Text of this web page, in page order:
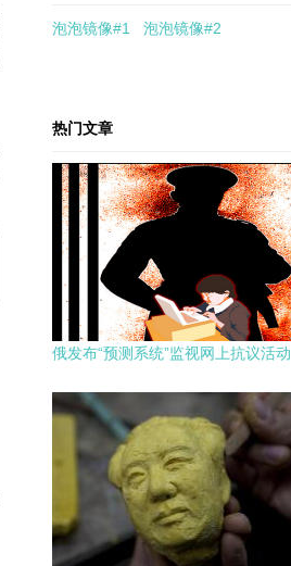
泡泡镜像#1 泡泡镜像#2
热门文章
俄发布“预测系统”监视网上抗议活动